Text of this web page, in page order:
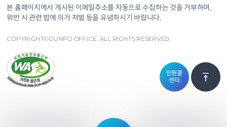
본 홈페이지에서 게시된 이메일주소를 자동으로 수집하는 것을 거부하며,
위반 시 관련 법에 의거 처벌 등을 유념하시기 바랍니다.
COPYRIGHT©GUNPO OFFICE. ALL RIGHTS RESERVED.
민원콜
센터